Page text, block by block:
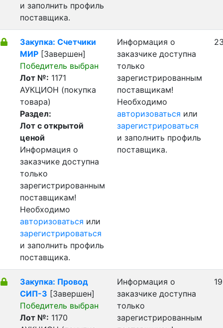
и заполнить профиль
поставщика.
Закупка: Счетчики
МИР [Завершен]
Победитель выбран
Лот №: 1171
АУКЦИОН (покупка
товара)
Раздел:
Лот с открытой
ценой
Информация о
заказчике доступна
только
зарегистрированным
поставщикам!
Необходимо
авторизоваться или
зарегистрироваться
и заполнить профиль
поставщика.
Информация о
заказчике доступна
только
зарегистрированным
поставщикам!
Необходимо
авторизоваться или
зарегистрироваться
и заполнить профиль
поставщика.
Закупка: Провод
СИП-3 [Завершен]
Победитель выбран
Лот №: 1170
Информация о
заказчике доступна
только
зарегистрированным